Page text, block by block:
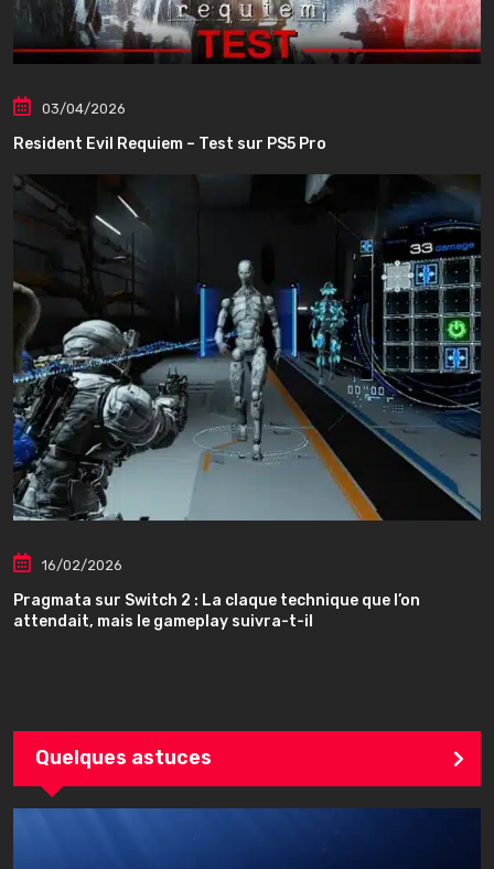
03/04/2026
Resident Evil Requiem – Test sur PS5 Pro
16/02/2026
Pragmata sur Switch 2 : La claque technique que l’on
attendait, mais le gameplay suivra-t-il
Quelques astuces